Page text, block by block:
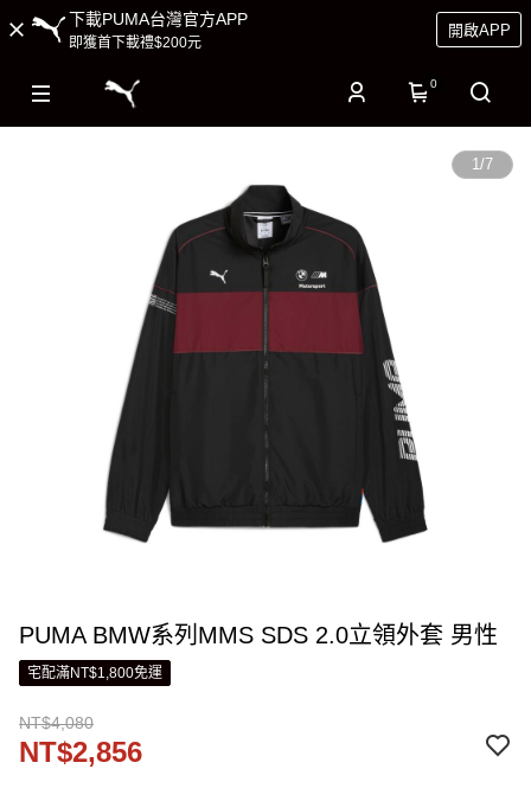
下載PUMA台灣官方APP
即獲首下載禮$200元
開啟APP
0
1/7
PUMA BMW系列MMS SDS 2.0立領外套 男性
宅配滿NT$1,800免運
NT$4,080
NT$2,856